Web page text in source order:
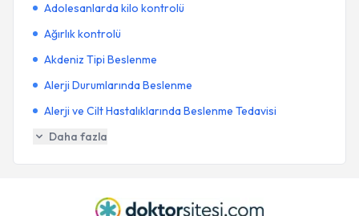
Adolesanlarda kilo kontrolü
Ağırlık kontrolü
Akdeniz Tipi Beslenme
Alerji Durumlarında Beslenme
Alerji ve Cilt Hastalıklarında Beslenme Tedavisi
Daha fazla